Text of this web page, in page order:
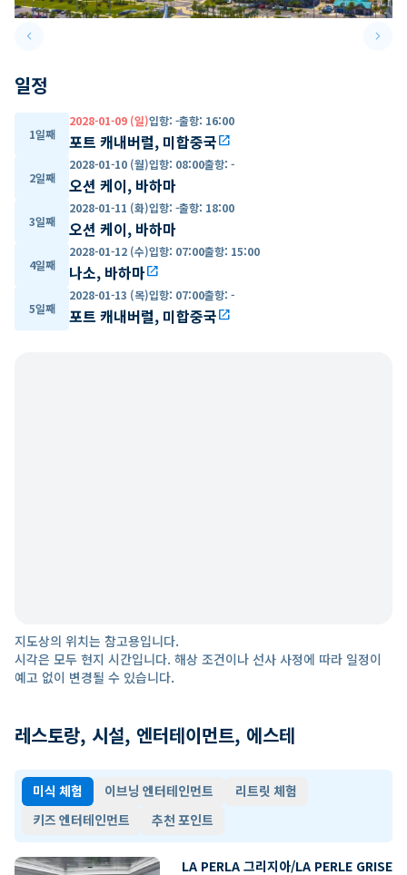
keyboard_arrow_leftPrevious slide keyboard_arrow_right
일정
1일째
2028-01-09 (일)입항: -출항: 16:00
포트 캐내버럴, 미합중국open_in_new
2일째
2028-01-10 (월)입항: 08:00출항: -
오션 케이, 바하마
3일째
2028-01-11 (화)입항: -출항: 18:00
오션 케이, 바하마
4일째
2028-01-12 (수)입항: 07:00출항: 15:00
나소, 바하마open_in_new
5일째
2028-01-13 (목)입항: 07:00출항: -
포트 캐내버럴, 미합중국open_in_new
지도상의 위치는 참고용입니다.
시각은 모두 현지 시간입니다. 해상 조건이나 선사 사정에 따라 일정이
예고 없이 변경될 수 있습니다.
레스토랑, 시설, 엔터테이먼트, 에스테
미식 체험 이브닝 엔터테인먼트
리트릿 체험
키즈 엔터테인먼트
추천 포인트
LA PERLA 그리지아/LA PERLE GRISE